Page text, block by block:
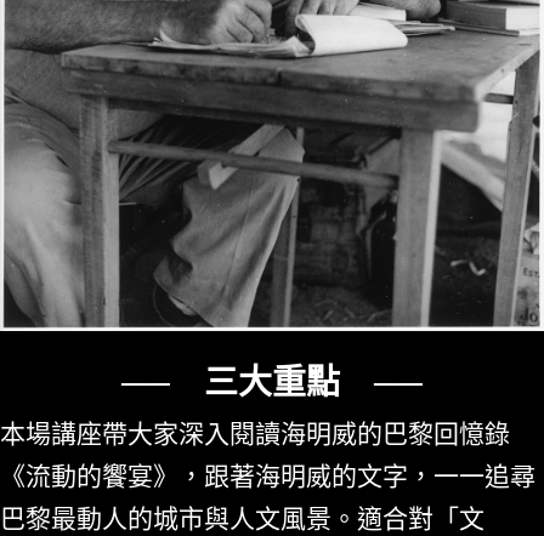
── 三大重點 ──
本場講座帶大家深入閱讀海明威的巴黎回憶錄
《流動的饗宴》，跟著海明威的文字，一一追尋
巴黎最動人的城市與人文風景。適合對「文